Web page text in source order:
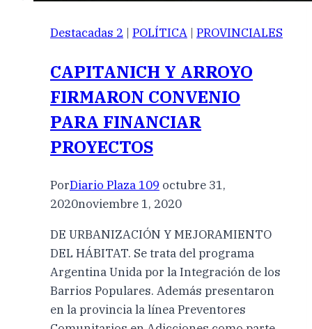
Destacadas 2 | POLÍTICA | PROVINCIALES
CAPITANICH Y ARROYO
FIRMARON CONVENIO
PARA FINANCIAR
PROYECTOS
PorDiario Plaza 109 octubre 31,
2020noviembre 1, 2020
DE URBANIZACIÓN Y MEJORAMIENTO
DEL HÁBITAT. Se trata del programa
Argentina Unida por la Integración de los
Barrios Populares. Además presentaron
en la provincia la línea Preventores